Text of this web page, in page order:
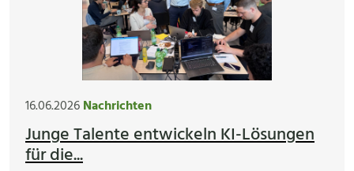
16.06.2026Nachrichten
Junge Talente entwickeln KI-Lösungen
für die...